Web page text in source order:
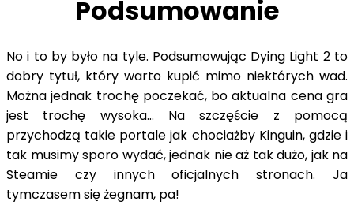
Podsumowanie
No i to by było na tyle. Podsumowując Dying Light 2 to
dobry tytuł, który warto kupić mimo niektórych wad.
Można jednak trochę poczekać, bo aktualna cena gra
jest trochę wysoka... Na szczęście z pomocą
przychodzą takie portale jak chociażby Kinguin, gdzie i
tak musimy sporo wydać, jednak nie aż tak dużo, jak na
Steamie czy innych oficjalnych stronach. Ja
tymczasem się żegnam, pa!